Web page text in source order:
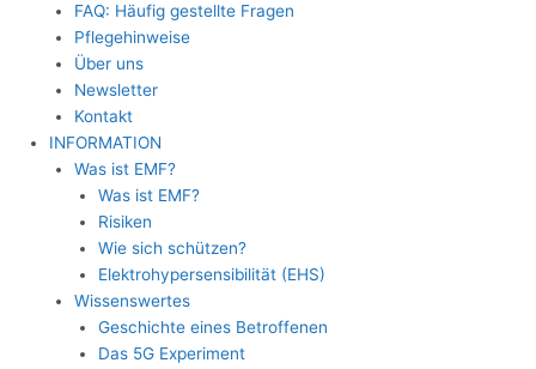
FAQ: Häufig gestellte Fragen
Pflegehinweise
Über uns
Newsletter
Kontakt
INFORMATION
Was ist EMF?
Was ist EMF?
Risiken
Wie sich schützen?
Elektrohypersensibilität (EHS)
Wissenswertes
Geschichte eines Betroffenen
Das 5G Experiment